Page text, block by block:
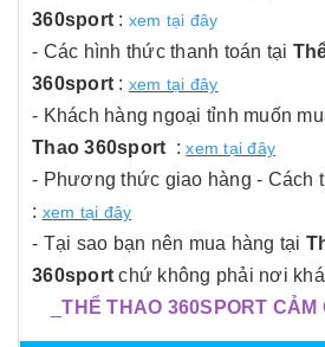
360sport : xem tại đây
- Các hình thức thanh toán tại
360sport : xem tại đây
- Khách hàng ngoại tỉnh muốn
Thao 360sport :xem tại đây
- Phương thức giao hàng - Cách
: xem tại đây
- Tại sao bạn nên mua hàng tại
360sport chứ không phải nơi
_THỂ THAO 360SPORT CẢM